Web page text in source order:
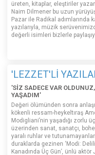
üreten, kitaplar, eleştiriler
Naim Dilmener bu uzun
Pazar ile Radikal adımlarında
yazılarıyla, müzik
değerli isimleri bizlerle
'LEZZET'Lİ
'SİZ SADECE VAR
YAŞADIM'
Değeri ölümünden sonra
kökenli ressam-heykeltıraş
Modigliani’nin yaşadığı zorlu
üzerinden sanat, sanatçı,
yaralı ruhlar ve
duraklarda gezinen ‘Modi:
Kanadında Üç Gün’, ünlü aktör